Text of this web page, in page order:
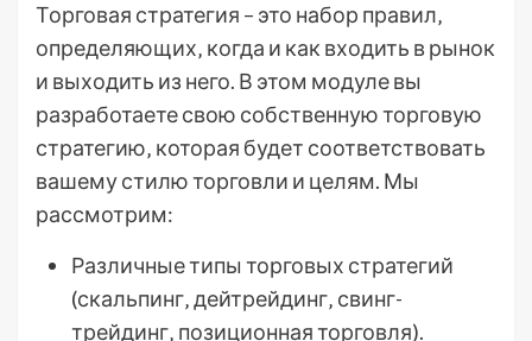
Торговая стратегия – это набор правил‚
определяющих‚ когда и как входить в рынок
и выходить из него. В этом модуле вы
разработаете свою собственную торговую
стратегию‚ которая будет соответствовать
вашему стилю торговли и целям. Мы
рассмотрим:
Различные типы торговых стратегий
(скальпинг‚ дейтрейдинг‚ свинг-
трейдинг‚ позиционная торговля).